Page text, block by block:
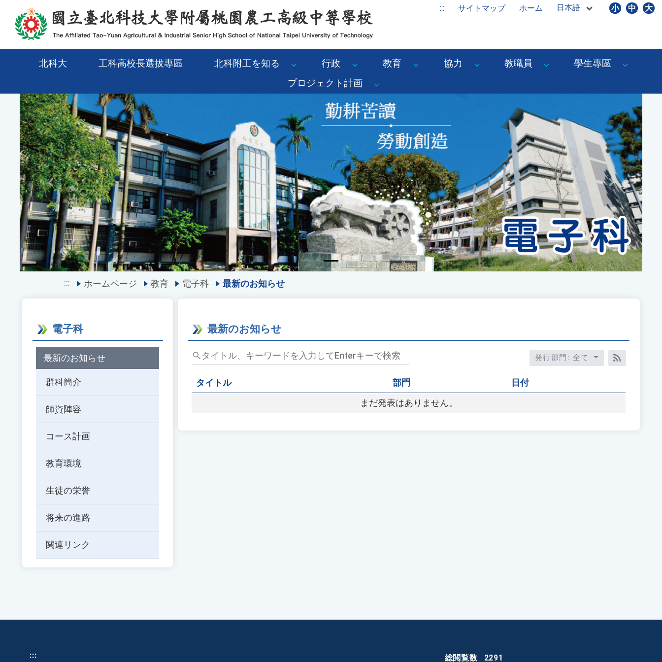
メインコンテンツエリアに移動 ::: サイトマップ ホーム 日本語 小 中 大
北科大 工科高校長選拔專區 北科附工を知る 行政 教育 協力 教職員
學生專區
プロジェクト計画
Previous Next
::: ホームページ 教育 電子科 最新のお知らせ
電子科
最新のお知らせ
群科簡介
師資陣容
コース計画
教育環境
生徒の栄誉
将来の進路
関連リンク
最新のお知らせ
タ
イ
ト
ル、
発行部門: 全て
RSS訂閱
タイトル 部門 日付
まだ発表はありません。
::: 総閲覧数 2291